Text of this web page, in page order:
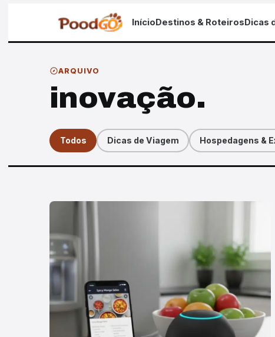
Início Destinos & Roteiros Dicas
ARQUIVO
inovação.
Todos Dicas de Viagem Hospedagens &
Artigos